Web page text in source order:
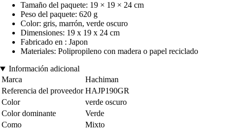
Tamaño del paquete: 19 × 19 × 24 cm
Peso del paquete: 620 g
Color: gris, marrón, verde oscuro
Dimensiones: 19 x 19 x 24 cm
Fabricado en : Japon
Materiales: Polipropileno con madera o papel reciclado
Información adicional
Marca
Hachiman
Referencia del proveedor HAJP190GR
Color
verde oscuro
Color dominante
Verde
Como
Mixto